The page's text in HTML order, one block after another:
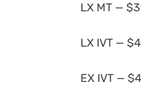
LX MT —
LX IVT —
EX IVT —